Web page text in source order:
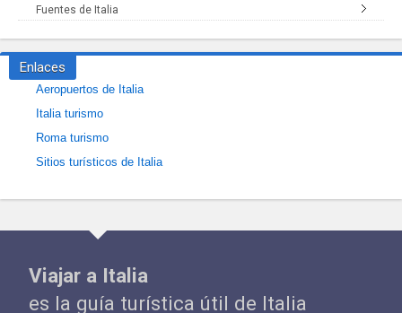
Fuentes de Italia
Enlaces
Aeropuertos de Italia
Italia turismo
Roma turismo
Sitios turísticos de Italia
Viajar a Italia
es la guía turística útil de Italia